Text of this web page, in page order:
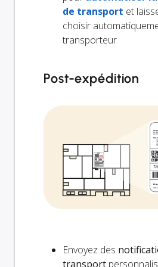
de transport et
choisir
transporteur
Post-expédition
Envoyez des
transport